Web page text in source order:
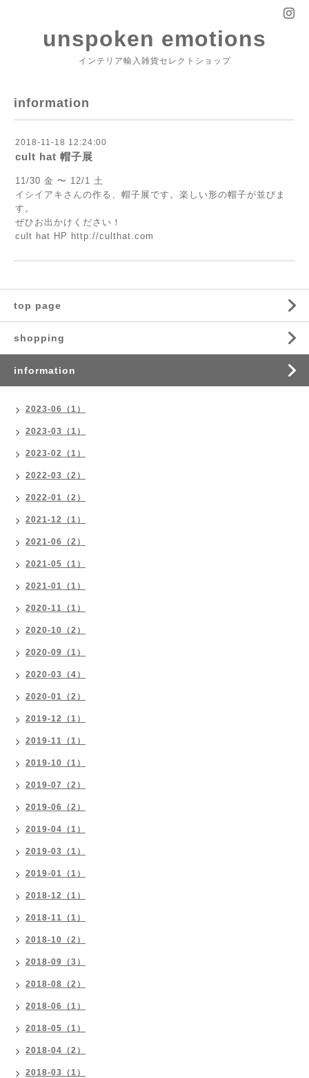
unspoken emotions
インテリア輸入雑貨セレクトショップ
information
2018-11-18 12:24:00
cult hat 帽子展
11/30 金 〜 12/1 土
イシイアキさんの作る、帽子展です。楽しい形の帽子が並びま
す。
ぜひお出かけください！
cult hat HP http://culthat.com
top page
shopping
information
2023-06（1）
2023-03（1）
2023-02（1）
2022-03（2）
2022-01（2）
2021-12（1）
2021-06（2）
2021-05（1）
2021-01（1）
2020-11（1）
2020-10（2）
2020-09（1）
2020-03（4）
2020-01（2）
2019-12（1）
2019-11（1）
2019-10（1）
2019-07（2）
2019-06（2）
2019-04（1）
2019-03（1）
2019-01（1）
2018-12（1）
2018-11（1）
2018-10（2）
2018-09（3）
2018-08（2）
2018-06（1）
2018-05（1）
2018-04（2）
2018-03（1）